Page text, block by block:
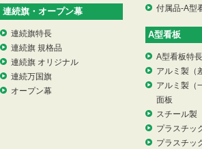
連続旗・オープン幕
連続旗特長
連続旗 規格品
連続旗 オリジナル
連続万国旗
オープン幕
付属品-A型
A型看板
A型看板特長
アルミ製（
アルミ製（
面板
スチール製
プラスチッ
プラスチッ